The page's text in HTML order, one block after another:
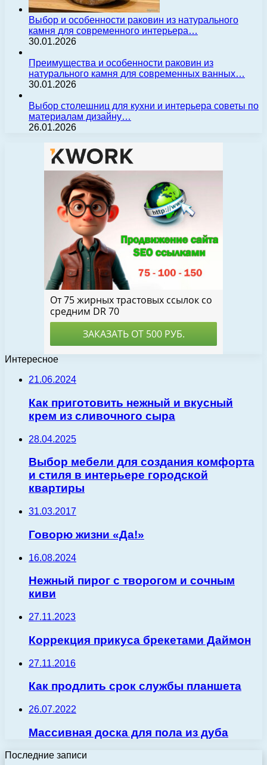
Выбор и особенности раковин из натурального
камня для современного интерьера…
30.01.2026
Преимущества и особенности раковин из
натурального камня для современных ванных…
30.01.2026
Выбор столешниц для кухни и интерьера советы по
материалам дизайну…
26.01.2026
Интересное
21.06.2024
Как приготовить нежный и вкусный
крем из сливочного сыра
28.04.2025
Выбор мебели для создания комфорта
и стиля в интерьере городской
квартиры
31.03.2017
Говорю жизни «Да!»
16.08.2024
Нежный пирог с творогом и сочным
киви
27.11.2023
Коррекция прикуса брекетами Даймон
27.11.2016
Как продлить срок службы планшета
26.07.2022
Массивная доска для пола из дуба
Последние записи